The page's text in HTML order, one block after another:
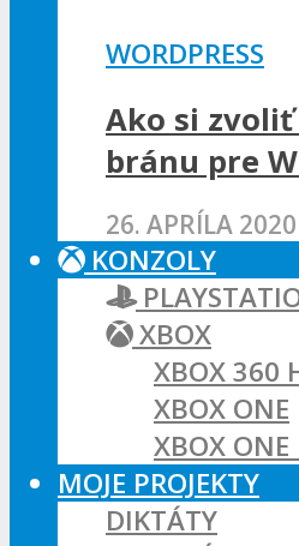
WORDPRESS
Ako si
bránu pre
26. APRÍLA 2020
KONZOLY
XBOX
XBOX 360
XBOX ONE
XBOX ONE
MOJE PROJEKTY
DIKTÁTY